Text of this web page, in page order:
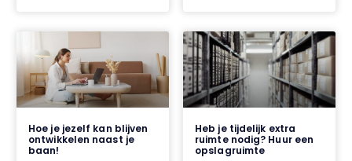
Hoe je jezelf kan blijven
ontwikkelen naast je
baan!
Heb je tijdelijk extra
ruimte nodig? Huur een
opslagruimte